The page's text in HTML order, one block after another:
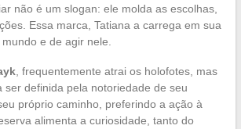
não é um slogan: ele molda as escolhas,
Essa marca, Tatiana a carrega em sua
e de agir nele.
, frequentemente atrai os holofotes, mas
ser definida pela notoriedade de seu
próprio caminho, preferindo a ação à
alimenta a curiosidade, tanto do